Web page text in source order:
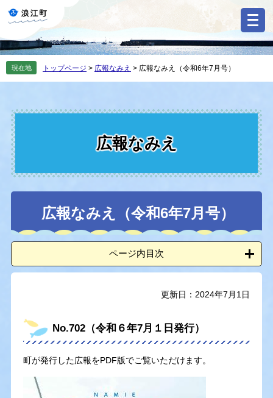
の
先
で
ー
を
ば
現在地 トップページ > 広報なみえ > 広報なみえ（令和6年7月号）
広報なみえ
本
広報なみえ（令和6年7月号）
ページ内目次
更新日：2024年7月1日
No.702（令和６年7月１日発行）
町が発行した広報をPDF版でご覧いただけます。